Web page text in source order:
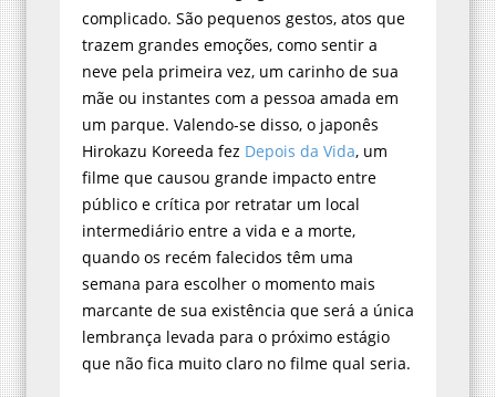
trazem grandes emoções, como sentir a
neve pela primeira vez, um carinho de sua
mãe ou instantes com a pessoa amada em
um parque. Valendo-se disso, o japonês
Hirokazu Koreeda fezDepois da Vida, um
filme que causou grande impacto entre
público e crítica por retratar um local
intermediário entre a vida e a morte,
quando os recém falecidos têm uma
semana para escolher o momento mais
marcante de sua existência que será a única
lembrança levada para o próximo estágio
que não fica muito claro no filme qual seria.